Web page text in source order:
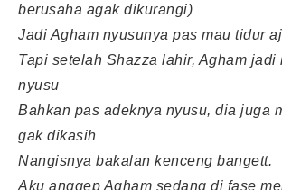
berusaha agak dikurangi)
Jadi Agham nyusunya pas mau tidur
Tapi setelah Shazza lahir, Agham jadi
nyusu
Bahkan pas adeknya nyusu, dia juga
gak dikasih
Nangisnya bakalan kenceng bangett.
Aku anggep Agham sedang di fase